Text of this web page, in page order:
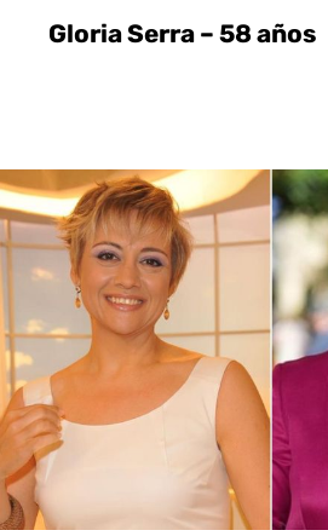
Gloria Serra – 58 años